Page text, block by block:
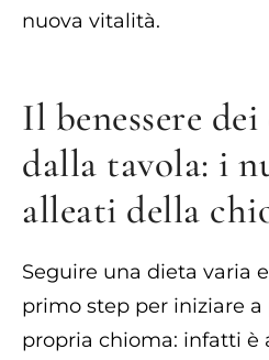
nuova vitalità.
Il benessere
dalla tavola: i
alleati della
Seguire una dieta varia
primo step per iniziare
propria chioma: infatti è